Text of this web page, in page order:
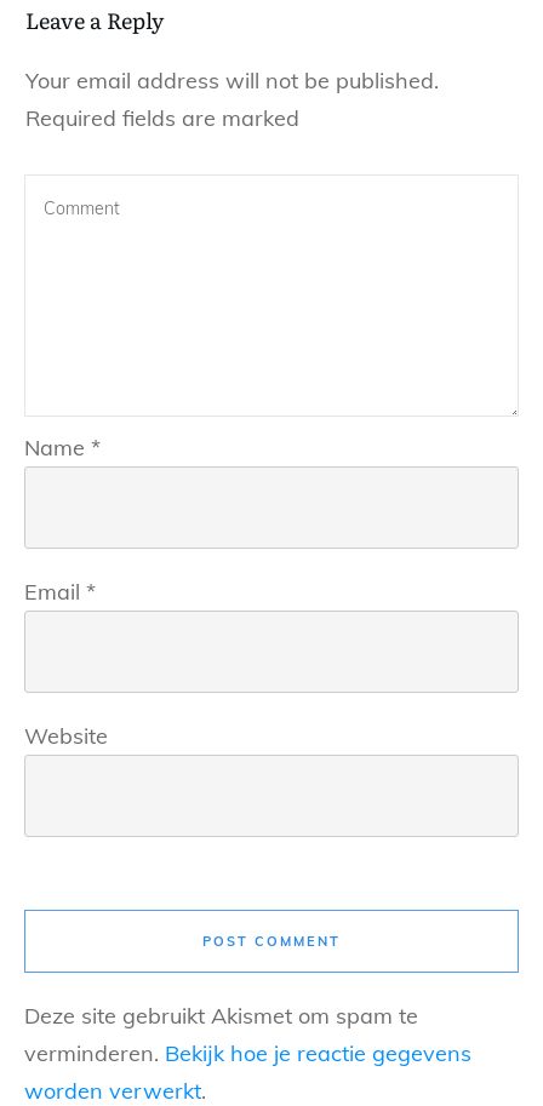
Leave a Reply
Your email address will not be published.
Required fields are marked
Name *
Email *
Website
POST COMMENT
Deze site gebruikt Akismet om spam te
verminderen. Bekijk hoe je reactie gegevens
worden verwerkt.